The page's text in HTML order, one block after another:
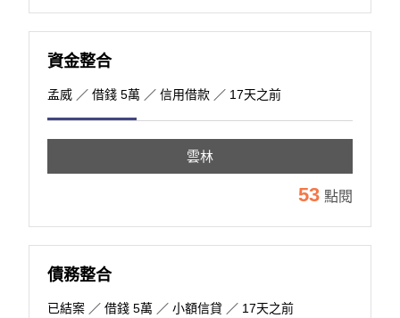
資金整合
孟威 ／ 借錢 5萬 ／ 信用借款 ／ 17天之前
雲林
53 點閱
債務整合
已結案 ／ 借錢 5萬 ／ 小額信貸 ／ 17天之前